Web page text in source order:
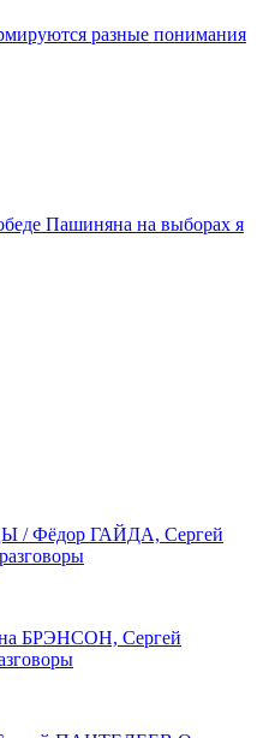
разные понимания
Пашиняна на выборах я
Фёдор ГАЙДА, Сергей
БРЭНСОН, Сергей